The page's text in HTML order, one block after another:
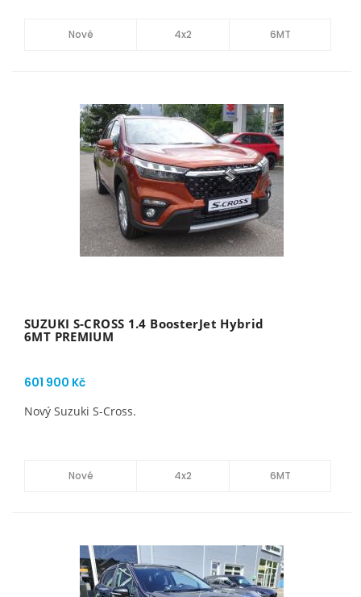
Nové 4x2 6MT
SUZUKI S-CROSS 1.4 BoosterJet Hybrid
6MT PREMIUM
601 900 Kč
Nový Suzuki S-Cross.
Nové 4x2 6MT